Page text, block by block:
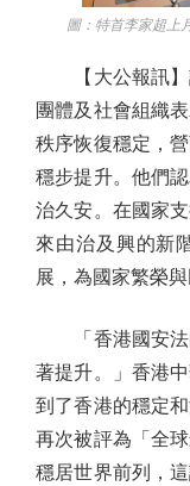
圖：特首李家超上月
【大公報訊】
團體及社會組織
秩序恢復穩定，
穩步提升。他們
治久安。在國家
來由治及興的新
展，為國家繁榮
「香港國安法
著提升。」香港
到了香港的穩定
再次被評為「全
穩居世界前列，